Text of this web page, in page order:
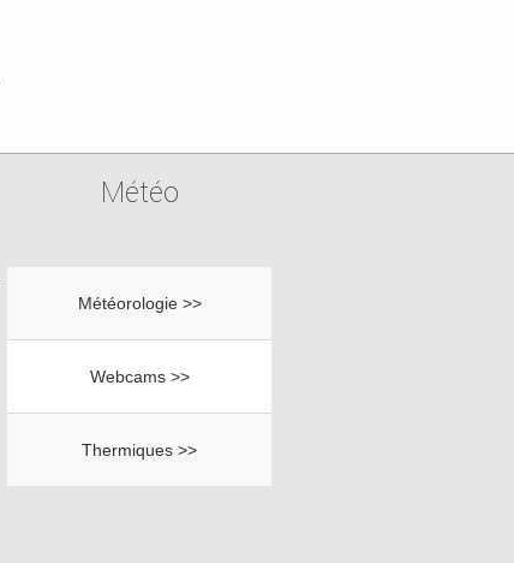
Météo
Météorologie >>
Webcams >>
Thermiques >>